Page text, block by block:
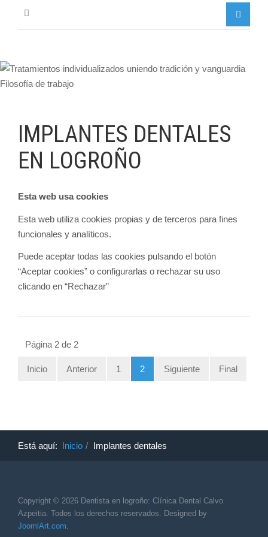
IMPLANTES DENTALES
EN LOGROÑO
Esta web usa cookies
Esta web utiliza cookies propias y de terceros para fines
funcionales y analíticos.
Puede aceptar todas las cookies pulsando el botón
“Aceptar cookies” o configurarlas o rechazar su uso
clicando en “Rechazar”
Página 2 de 2
Inicio Anterior 1 2 Siguiente Final
Está aquí: Inicio Implantes dentales
Copyright © 2026 Dentista en logroño: Clínica Dental Calvo
Azpeitia. Todos los derechos reservados. Designed by
JoomlArt.com